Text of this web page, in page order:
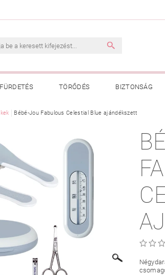
FÜRDETÉS TÖRŐDÉS BIZTONSÁG
FELTÉTELEK ADATKEZELÉSI
MEGÁLLAPÍTÁSA BOLDOG BABA
Bébé-Jou Fabulous Celestial Blue ajándékszett